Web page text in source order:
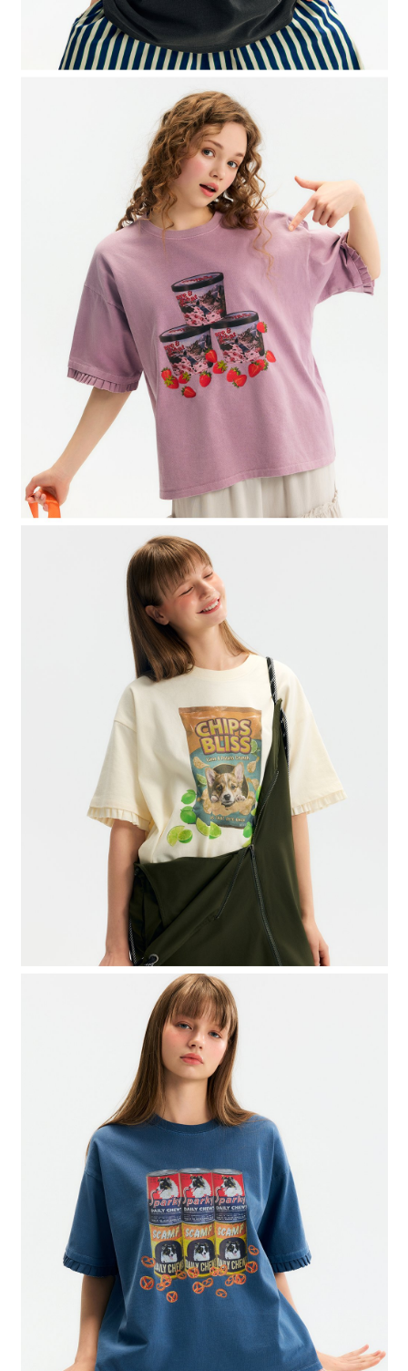
【注意事項】
１．透過由恩沛科技股份有限公司提供之「AFTEE先享後付」服務完成之交
易，需依本服務之必要範圍內提供個人資料，並將交易相關給付款項請求債
權轉讓予恩沛科技股份有限公司。
２．關於個人資料處理事宜，請瀏覽以下網址：
３．未成年的使用者請事先徵得法定代理人或監護人之同意方可使用
「AFTEE先享後付」，若未經同意申辦者引起之損失，本公司不負相關責
４．使用「AFTEE先享後付」時，將依據個別帳號之用戶狀況，依本公司即
時審查核予不同之上限額度；若仍有額度不足之情形，本公司將視審查結果
請求用戶進行身份認證。
５．嚴禁一人註冊多個帳號或使用他人資訊註冊。若發現惡意使用之情形，
恩沛科技股份有限公司將有權停止該用戶之使用額度並採取法律行動。
每筆NT$80，滿NT$1,500(含以上)免運費